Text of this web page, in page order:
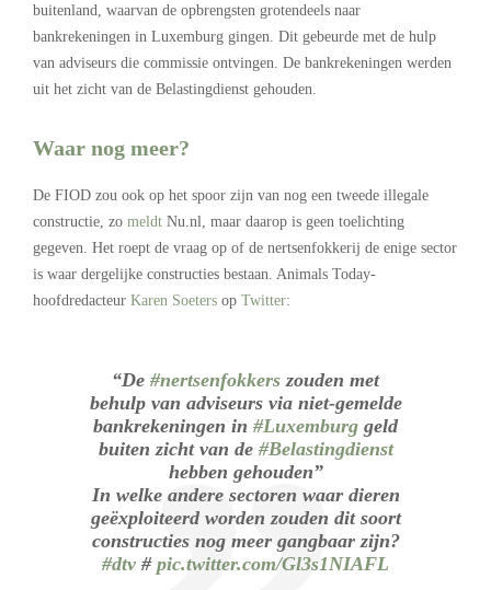
buitenland, waarvan de opbrengsten grotendeels naar
bankrekeningen in Luxemburg gingen. Dit gebeurde met de hulp
van adviseurs die commissie ontvingen. De bankrekeningen werden
uit het zicht van de Belastingdienst gehouden.
Waar nog meer?
De FIOD zou ook op het spoor zijn van nog een tweede illegale
constructie, zo meldt Nu.nl, maar daarop is geen toelichting
gegeven. Het roept de vraag op of de nertsenfokkerij de enige sector
is waar dergelijke constructies bestaan. Animals Today-
hoofdredacteur Karen Soeters op Twitter:
“De #nertsenfokkers zouden met
behulp van adviseurs via niet-gemelde
bankrekeningen in #Luxemburg geld
buiten zicht van de #Belastingdienst
hebben gehouden”
In welke andere sectoren waar dieren
geëxploiteerd worden zouden dit soort
constructies nog meer gangbaar zijn?
#dtv # pic.twitter.com/Gl3s1NIAFL